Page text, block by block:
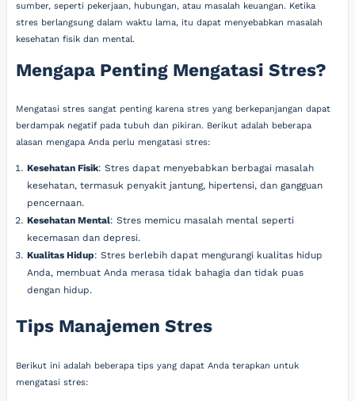
sumber, seperti pekerjaan, hubungan, atau masalah keuangan. Ketika
stres berlangsung dalam waktu lama, itu dapat menyebabkan masalah
kesehatan fisik dan mental.
Mengapa Penting Mengatasi Stres?
Mengatasi stres sangat penting karena stres yang berkepanjangan dapat
berdampak negatif pada tubuh dan pikiran. Berikut adalah beberapa
alasan mengapa Anda perlu mengatasi stres:
Kesehatan Fisik: Stres dapat menyebabkan berbagai masalah
kesehatan, termasuk penyakit jantung, hipertensi, dan gangguan
pencernaan.
Kesehatan Mental: Stres memicu masalah mental seperti
kecemasan dan depresi.
Kualitas Hidup: Stres berlebih dapat mengurangi kualitas hidup
Anda, membuat Anda merasa tidak bahagia dan tidak puas
dengan hidup.
Tips Manajemen Stres
Berikut ini adalah beberapa tips yang dapat Anda terapkan untuk
mengatasi stres: